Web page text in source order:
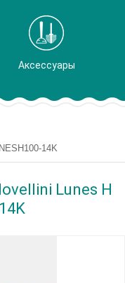
Аксессуары
14K
Lunes H